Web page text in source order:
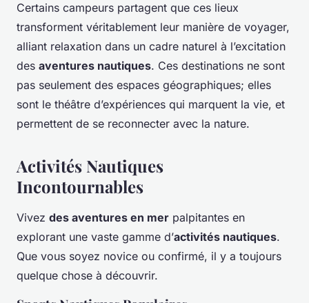
Certains campeurs partagent que ces lieux
transforment véritablement leur manière de voyager,
alliant relaxation dans un cadre naturel à l’excitation
des aventures nautiques. Ces destinations ne sont
pas seulement des espaces géographiques; elles
sont le théâtre d’expériences qui marquent la vie, et
permettent de se reconnecter avec la nature.
Activités Nautiques
Incontournables
Vivez des aventures en mer palpitantes en
explorant une vaste gamme d’activités nautiques.
Que vous soyez novice ou confirmé, il y a toujours
quelque chose à découvrir.